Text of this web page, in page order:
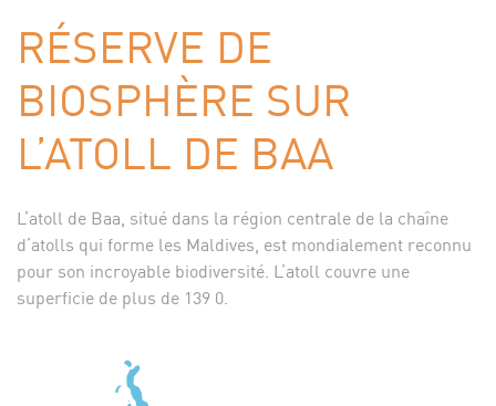
RÉSERVE DE
BIOSPHÈRE SUR
L’ATOLL DE BAA
L’atoll de Baa, situé dans la région centrale de la chaîne
d’atolls qui forme les Maldives, est mondialement reconnu
pour son incroyable biodiversité. L’atoll couvre une
superficie de plus de 139 0.